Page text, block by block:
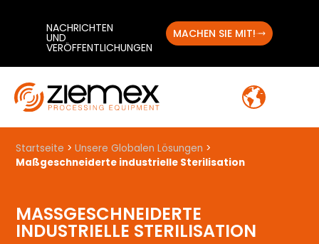
NACHRICHTEN
UND
VERÖFFENTLICHUNGEN
MACHEN SIE MIT!
Startseite >Unsere Globalen Lösungen >
Maßgeschneiderte industrielle Sterilisation
MASSGESCHNEIDERTE I
NDUSTRIELLE STERILISATION